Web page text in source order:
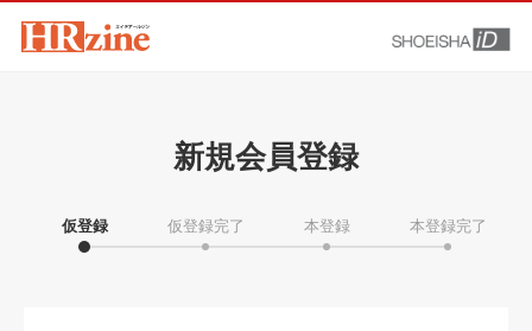
新規会員登録
仮登録 仮登録完了 本登録 本登録完了